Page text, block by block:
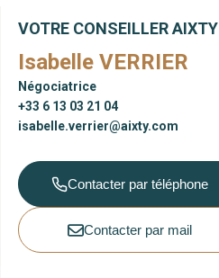
VOTRE CONSEILLER AIXTY
Isabelle VERRIER
Négociatrice
+33 6 13 03 21 04
isabelle.verrier@aixty.com
Contacter par téléphone
Contacter par mail